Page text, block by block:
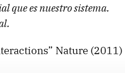
que es nuestro sistema.
Nature (2011)